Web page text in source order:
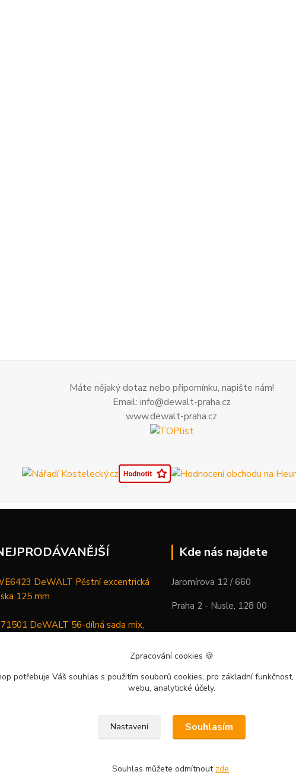
Máte nějaký dotaz nebo připomínku, napište nám!
Email: info@dewalt-praha.cz
www.dewalt-praha.cz
DeWALT Pěstní excentrická
125 mm
DeWALT 56-dílná sada mix,
18 V XR Li-Ion samostatný stroj
Kde nás najdete
Jaromírova 12 / 660
Praha 2 - Nusle, 128 00
Zpracování cookies 🍪
potřebuje Váš souhlas s použitím souborů cookies, pro základní
webu, analytické účely.
Nastavení Souhlasím
Souhlas můžete odmítnout zde.